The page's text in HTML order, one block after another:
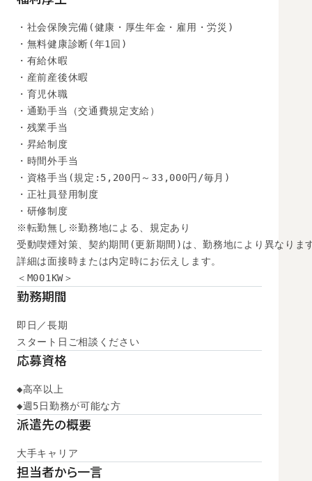
・社会保険完備(健康・厚生年金・雇用・労災)
・無料健康診断(年1回)
・有給休暇
・産前産後休暇
・育児休職
・通勤手当（交通費規定支給）
・残業手当
・昇給制度
・時間外手当
・資格手当(規定:5,200円～33,000円/毎月)
・正社員登用制度
・研修制度
※転勤無し※勤務地による、規定あり
受動喫煙対策、契約期間(更新期間)は、勤務地により異なりま
詳細は面接時または内定時にお伝えします。
＜M001KW＞
勤務期間
即日／長期
スタート日ご相談ください
応募資格
◆高卒以上
◆週5日勤務が可能な方
派遣先の概要
大手キャリア
担当者から一言